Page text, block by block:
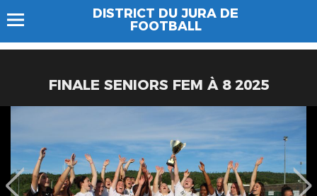
DISTRICT DU JURA DE
FOOTBALL
FINALE SENIORS FEM À 8 2025